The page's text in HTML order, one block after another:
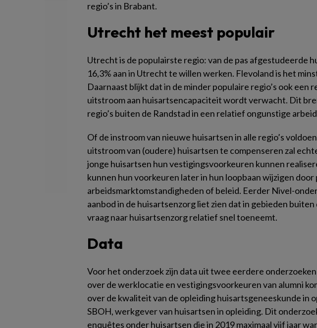
regio’s in Brabant.
Utrecht het meest populair
Utrecht is de populairste regio: van de pas afgestudeerde
16,3% aan in Utrecht te willen werken. Flevoland is het
Daarnaast blijkt dat in de minder populaire regio’s ook een
uitstroom aan huisartsencapaciteit wordt verwacht. Dit
regio’s buiten de Randstad in een relatief ongunstige
Of de instroom van nieuwe huisartsen in alle regio’s
uitstroom van (oudere) huisartsen te compenseren zal
jonge huisartsen hun vestigingsvoorkeuren kunnen
kunnen hun voorkeuren later in hun loopbaan wijzigen
arbeidsmarktomstandigheden of beleid. Eerder Nivel-
aanbod in de huisartsenzorg liet zien dat in gebieden buiten
vraag naar huisartsenzorg relatief snel toeneemt.
Data
Voor het onderzoek zijn data uit twee eerdere
over de werklocatie en vestigingsvoorkeuren van alumni
over de kwaliteit van de opleiding huisartsgeneeskunde in
SBOH, werkgever van huisartsen in opleiding. Dit
enquêtes onder huisartsen die in 2019 maximaal vijf jaar